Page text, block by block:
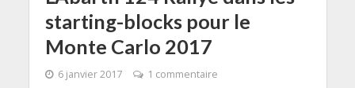
starting-blocks pour le
Monte Carlo 2017
6 janvier 2017 1 commentaire